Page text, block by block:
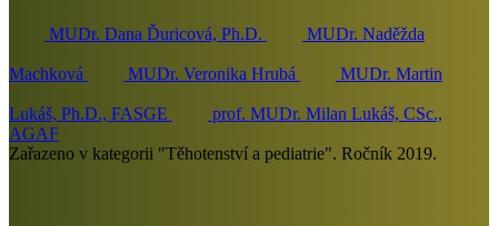
MUDr. Dana Ďuricová, Ph.D. MUDr. Naděžda
Machková MUDr. Veronika Hrubá MUDr. Martin
Lukáš, Ph.D., FASGE
prof. MUDr. Milan Lukáš, CSc.,
AGAF
Zařazeno v kategorii "Těhotenství a pediatrie". Ročník 2019.